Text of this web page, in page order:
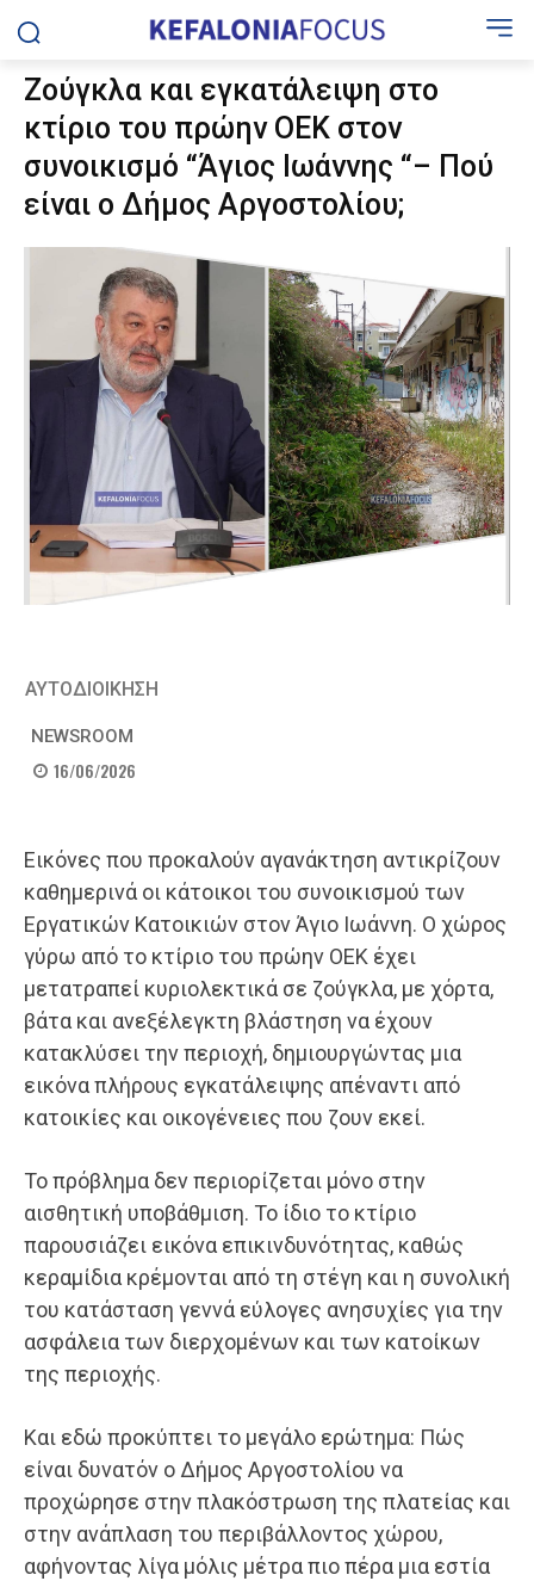
Ζούγκλα και εγκατάλειψη στο
κτίριο του πρώην ΟΕΚ στον
συνοικισμό “Άγιος Ιωάννης “– Πού
είναι ο Δήμος Αργοστολίου;
ΑΥΤΟΔΙΟΙΚΗΣΗ
NEWSROOM
16/06/2026
Εικόνες που προκαλούν αγανάκτηση αντικρίζουν
καθημερινά οι κάτοικοι του συνοικισμού των
Εργατικών Κατοικιών στον Άγιο Ιωάννη. Ο χώρος
γύρω από το κτίριο του πρώην ΟΕΚ έχει
μετατραπεί κυριολεκτικά σε ζούγκλα, με χόρτα,
βάτα και ανεξέλεγκτη βλάστηση να έχουν
κατακλύσει την περιοχή, δημιουργώντας μια
εικόνα πλήρους εγκατάλειψης απέναντι από
κατοικίες και οικογένειες που ζουν εκεί.
Το πρόβλημα δεν περιορίζεται μόνο στην
αισθητική υποβάθμιση. Το ίδιο το κτίριο
παρουσιάζει εικόνα επικινδυνότητας, καθώς
κεραμίδια κρέμονται από τη στέγη και η συνολική
του κατάσταση γεννά εύλογες ανησυχίες για την
ασφάλεια των διερχομένων και των κατοίκων
της περιοχής.
Και εδώ προκύπτει το μεγάλο ερώτημα: Πώς
είναι δυνατόν ο Δήμος Αργοστολίου να
προχώρησε στην πλακόστρωση της πλατείας και
στην ανάπλαση του περιβάλλοντος χώρου,
αφήνοντας λίγα μόλις μέτρα πιο πέρα μια εστία